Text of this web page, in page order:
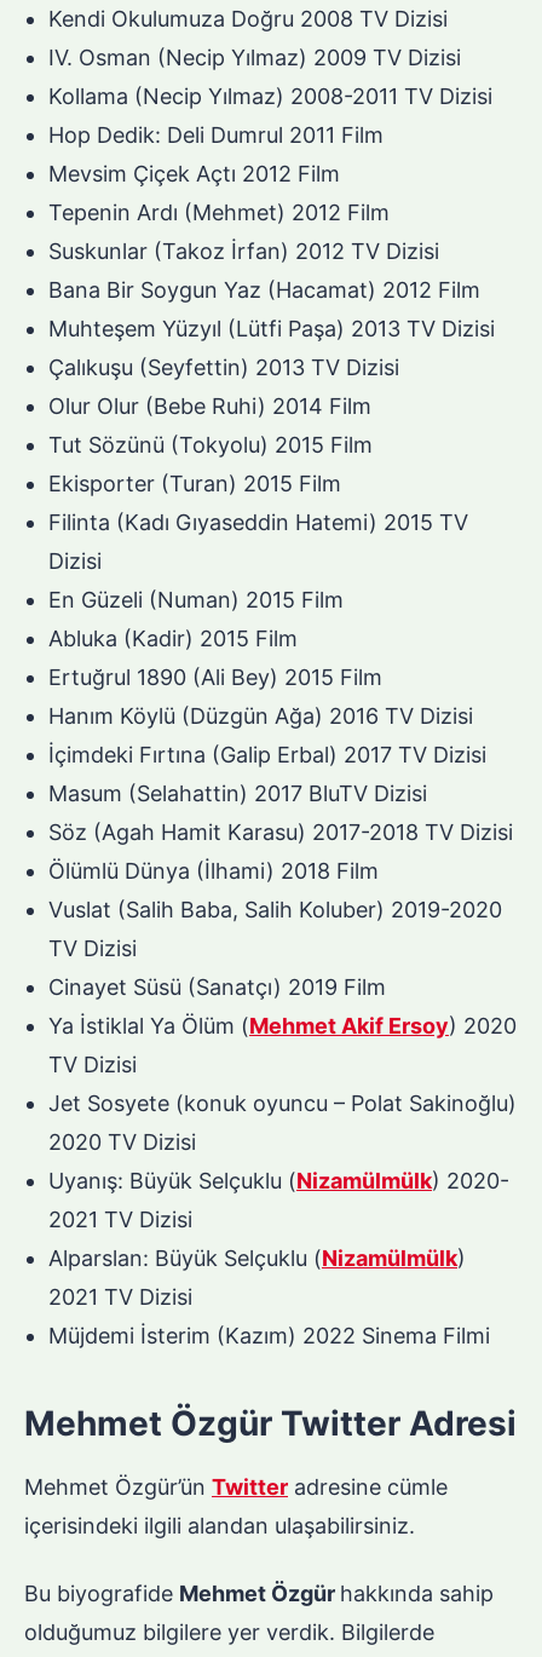
Kendi Okulumuza Doğru 2008 TV Dizisi
IV. Osman (Necip Yılmaz) 2009 TV Dizisi
Kollama (Necip Yılmaz) 2008-2011 TV Dizisi
Hop Dedik: Deli Dumrul 2011 Film
Mevsim Çiçek Açtı 2012 Film
Tepenin Ardı (Mehmet) 2012 Film
Suskunlar (Takoz İrfan) 2012 TV Dizisi
Bana Bir Soygun Yaz (Hacamat) 2012 Film
Muhteşem Yüzyıl (Lütfi Paşa) 2013 TV Dizisi
Çalıkuşu (Seyfettin) 2013 TV Dizisi
Olur Olur (Bebe Ruhi) 2014 Film
Tut Sözünü (Tokyolu) 2015 Film
Ekisporter (Turan) 2015 Film
Filinta (Kadı Gıyaseddin Hatemi) 2015 TV
Dizisi
En Güzeli (Numan) 2015 Film
Abluka (Kadir) 2015 Film
Ertuğrul 1890 (Ali Bey) 2015 Film
Hanım Köylü (Düzgün Ağa) 2016 TV Dizisi
İçimdeki Fırtına (Galip Erbal) 2017 TV Dizisi
Masum (Selahattin) 2017 BluTV Dizisi
Söz (Agah Hamit Karasu) 2017-2018 TV Dizisi
Ölümlü Dünya (İlhami) 2018 Film
Vuslat (Salih Baba, Salih Koluber) 2019-2020
TV Dizisi
Cinayet Süsü (Sanatçı) 2019 Film
Ya İstiklal Ya Ölüm (Mehmet Akif Ersoy) 2020
TV Dizisi
Jet Sosyete (konuk oyuncu – Polat Sakinoğlu)
2020 TV Dizisi
Uyanış: Büyük Selçuklu (Nizamülmülk) 2020-
2021 TV Dizisi
Alparslan: Büyük Selçuklu (Nizamülmülk)
2021 TV Dizisi
Müjdemi İsterim (Kazım) 2022 Sinema Filmi
Mehmet Özgür Twitter Adresi
Mehmet Özgür’ün Twitter adresine cümle
içerisindeki ilgili alandan ulaşabilirsiniz.
Bu biyografide Mehmet Özgür hakkında sahip
olduğumuz bilgilere yer verdik. Bilgilerde